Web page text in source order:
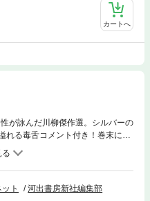
カートへ
が詠んだ川柳傑作選。シルバーの
れる毒舌コメント付き！巻末に毒
ト
河出書房新社編集部